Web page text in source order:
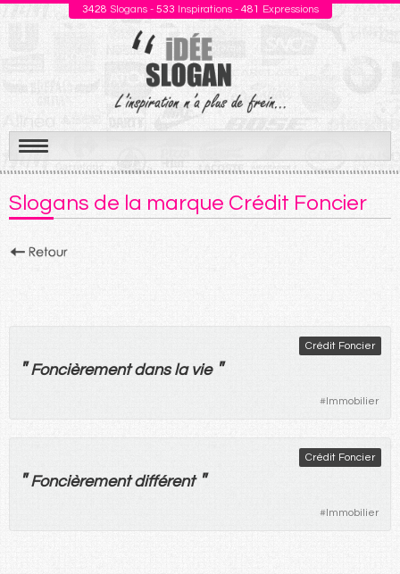
3428 Slogans - 533 Inspirations - 481 Expressions
Aller
au
contenu
Slogans de la marque Crédit Foncier
Crédit Foncier
" Foncièrement dans la vie "
#Immobilier
Crédit Foncier
" Foncièrement différent "
#Immobilier